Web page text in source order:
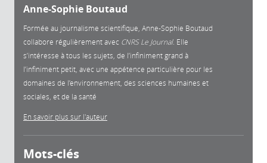
Anne-Sophie Boutaud
Formée au journalisme scientifique, Anne-Sophie Boutaud
collabore régulièrement avec CNRS Le Journal. Elle
s’intéresse à tous les sujets, de l’infiniment grand à
l’infiniment petit, avec une appétence particulière pour les
domaines de l’environnement, des sciences humaines et
sociales, et de la santé
En savoir plus sur l'auteur
Mots-clés